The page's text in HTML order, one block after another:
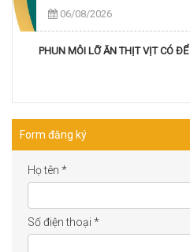
06/08/2026
PHUN MÔI LỠ ĂN THỊT VỊT CÓ
Form đăng ký
Họ tên *
Số điện thoại *